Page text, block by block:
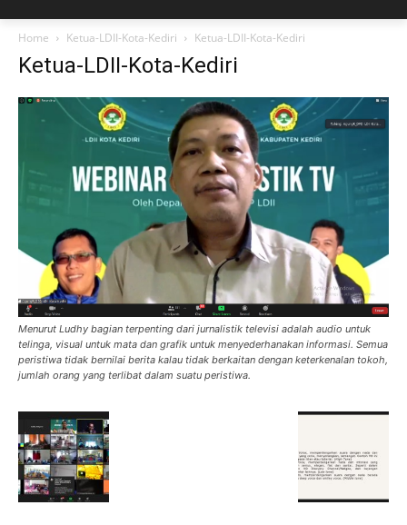
Home Ketua-LDII-Kota-Kediri Ketua-LDII-Kota-Kediri
Ketua-LDII-Kota-Kediri
Menurut Ludhy bagian terpenting dari jurnalistik televisi adalah audio untuk
telinga, visual untuk mata dan grafik untuk menyederhanakan informasi. Semua
peristiwa tidak bernilai berita kalau tidak berkaitan dengan keterkenalan tokoh,
jumlah orang yang terlibat dalam suatu peristiwa.